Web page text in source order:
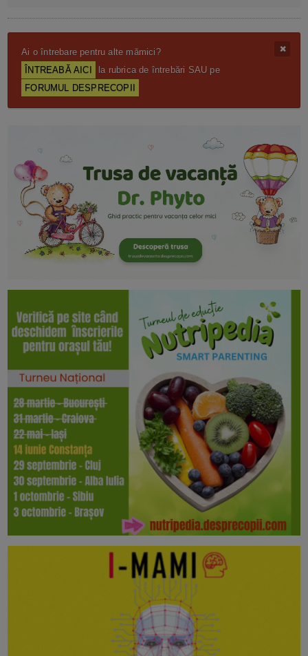
Ai o întrebare pentru alte mămici?
ÎNTREABĂ AICI
la rubrica de întrebări SAU pe
FORUMUL DESPRECOPII